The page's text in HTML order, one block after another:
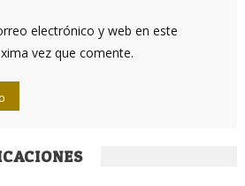
electrónico y web en este
vez que comente.